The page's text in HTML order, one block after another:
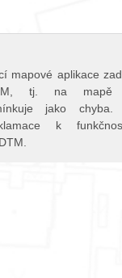
mapové aplikace
tj. na
jako
k